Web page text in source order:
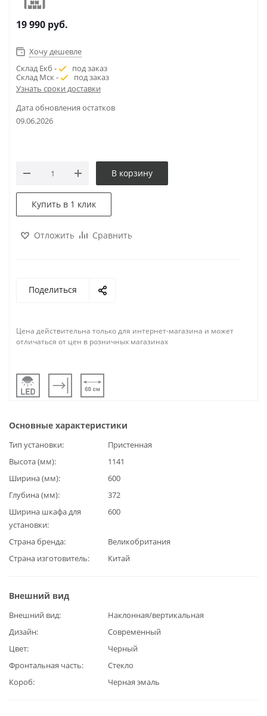
19 990 руб.
Хочу дешевле
Склад Екб -
под заказ
Склад Мск -
под заказ
Узнать сроки доставки
Дата обновления остатков
09.06.2026
В корзину
Купить в 1 клик
Отложить Сравнить
Поделиться
Цена действительна только для интернет-магазина и может
отличаться от цен в розничных магазинах
Основные характеристики
Тип установки
Пристенная
Высота (мм)
1141
Ширина (мм)
600
Глубина (мм)
372
Ширина шкафа для
установки
600
Страна бренда
Великобритания
Страна изготовитель
Китай
Внешний вид
Внешний вид
Наклонная/вертикальная
Дизайн
Современный
Цвет
Черный
Фронтальная часть
Стекло
Короб
Черная эмаль